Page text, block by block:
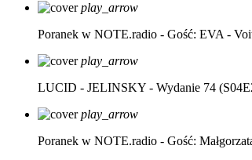
play_arrow
Poranek w NOTE.radio - Gość: EVA -
play_arrow
LUCID - JELINSKY - Wydanie 74
play_arrow
Poranek w NOTE.radio - Gość: